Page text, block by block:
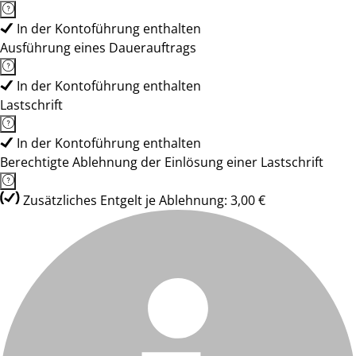
In der Kontoführung enthalten
Ausführung eines Dauerauftrags
In der Kontoführung enthalten
Lastschrift
In der Kontoführung enthalten
Berechtigte Ablehnung der Einlösung einer Lastschrift
Zusätzliches Entgelt je Ablehnung: 3,00 €